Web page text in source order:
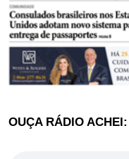
OUÇA RÁDIO ACHEI: